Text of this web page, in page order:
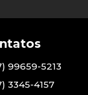
99659-5213
3345-4157